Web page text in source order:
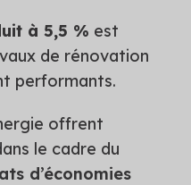
à 5,5 % est
de rénovation
performants.
offrent
le cadre du
d’économies